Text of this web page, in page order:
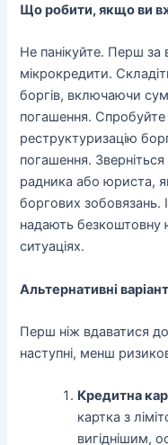
Що робити, якщо ви
Не панікуйте. Перш за
мікрокредити.
боргів, включаючи
погашення.
реструктуризацію
погашення.
радника або юриста,
боргових зобовязань.
надають безкоштовну
ситуаціях.
Альтернативні
Перш ніж вдаватися
наступні, менш
Кредитна
картка з
вигіднішим,